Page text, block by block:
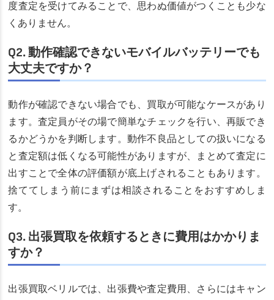
度査定を受けてみることで、思わぬ価値がつくことも少な
くありません。
Q2. 動作確認できないモバイルバッテリーでも
大丈夫ですか？
動作が確認できない場合でも、買取が可能なケースがあり
ます。査定員がその場で簡単なチェックを行い、再販でき
るかどうかを判断します。動作不良品としての扱いになる
と査定額は低くなる可能性がありますが、まとめて査定に
出すことで全体の評価額が底上げされることもあります。
捨ててしまう前にまずは相談されることをおすすめしま
す。
Q3. 出張買取を依頼するときに費用はかかりま
すか？
出張買取ベリルでは、出張費や査定費用、さらにはキャン